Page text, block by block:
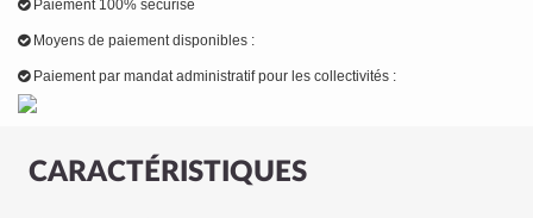
CARACTÉRISTIQUES
Paiement 100% sécurisé
Moyens de paiement disponibles :
Paiement par mandat administratif pour les collectivités :